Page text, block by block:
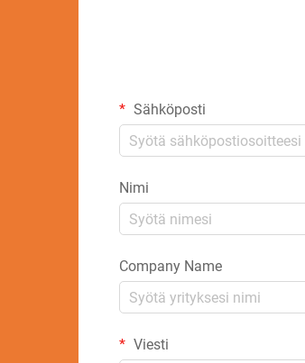
Sähköposti
Nimi
Company Name
Viesti